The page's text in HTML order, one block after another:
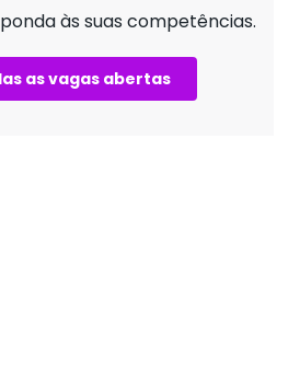
às suas competências.
as vagas abertas